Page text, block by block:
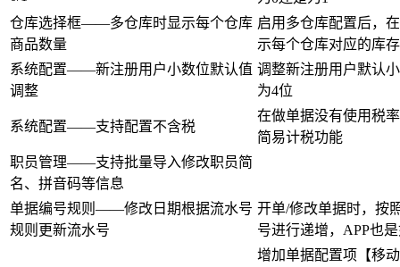
仓库选择框——多仓库时显示每个仓库
商品数量
启用多仓库配置后，
示每个仓库对应的库
系统配置——新注册用户小数位默认值
调整
调整新注册用户默认
为4位
系统配置——支持配置不含税
在做单据没有使用税
简易计税功能
职员管理——支持批量导入修改职员简
名、拼音码等信息
单据编号规则——修改日期根据流水号
规则更新流水号
开单/修改单据时，按
号进行递增，APP也
增加单据配置项【移